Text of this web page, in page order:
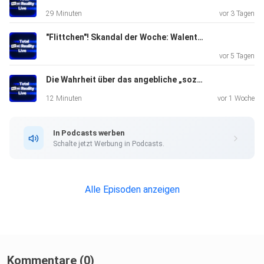
Der Schicksalstag von Aleks Petrovic: Die
Triumph
oder ein Debakel, und wie schwer wiegt die Verletzung
Eskalation am Ring: Sandra
29 Minuten vor 3 Tagen
"Flittchen"! Skandal der Woche: Walentinas Ex Timon nennt sie so!
vor 5 Tagen
Die Wahrheit über das angebliche „soziale Experiment“! Statement zu Wale.ina Doronina bei TRL!
12 Minuten vor 1 Woche
In Podcasts werben
Schalte jetzt Werbung in Podcasts.
Alle Episoden anzeigen
Kommentare (0)